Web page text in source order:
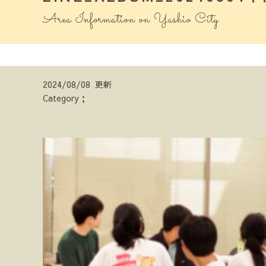
Area Information on Yashio City
2024/08/08 更新
Category；